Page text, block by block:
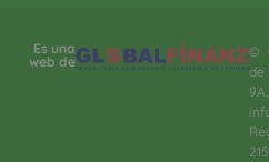
Es una
web de
©
de